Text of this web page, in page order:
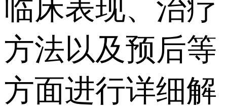
临床表现、治疗
方法以及预后等
方面进行详细解